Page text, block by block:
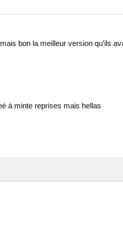
bon la meilleur version qu’ils
à minte reprises mais hellas